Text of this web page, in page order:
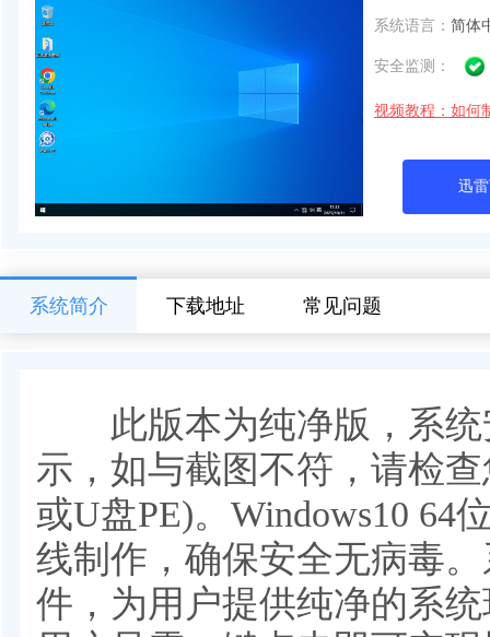
系统语言： 简体
安全监测：
视频教程：如何
迅
系统简介 下载地址 常见问题
此版本为纯净版，系统
示，如与截图不符，请检
或U盘PE)。Windows10 64
线制作，确保安全无病毒
件，为用户提供纯净的系